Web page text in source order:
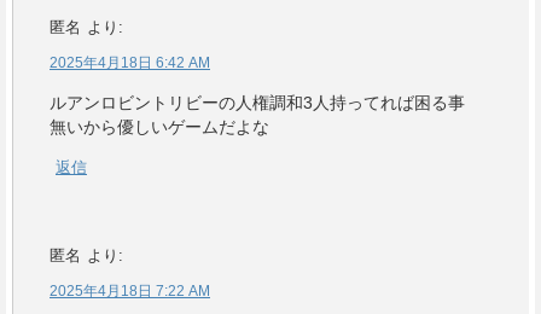
匿名 より:
2025年4月18日 6:42 AM
ルアンロビントリビーの人権調和3人持ってれば困る事
無いから優しいゲームだよな
返信
匿名 より:
2025年4月18日 7:22 AM